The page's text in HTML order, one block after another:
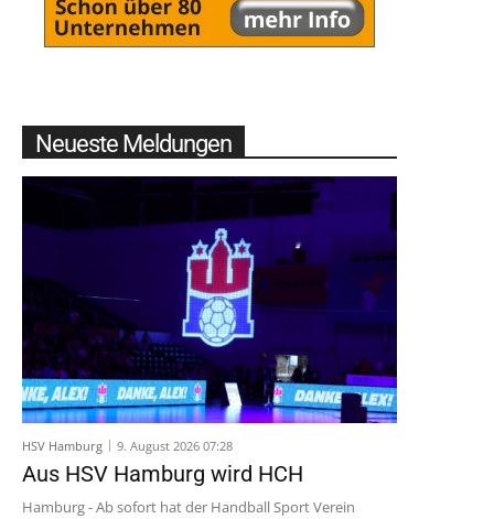
Neueste Meldungen
HSV Hamburg 9. August 2026 07:28
Aus HSV Hamburg wird HCH
Hamburg - Ab sofort hat der Handball Sport Verein